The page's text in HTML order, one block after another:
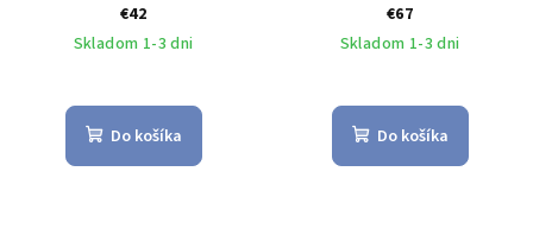
€42
Skladom 1-3 dni
Do košíka
€67
Skladom 1-3 dni
Do košíka